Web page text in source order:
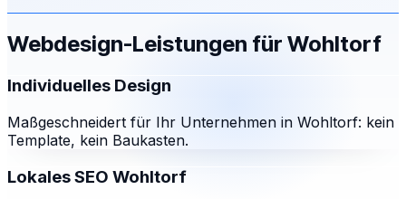
Webdesign-Leistungen für Wohltorf
Individuelles Design
Maßgeschneidert für Ihr Unternehmen in Wohltorf: kein
Template, kein Baukasten.
Lokales SEO Wohltorf